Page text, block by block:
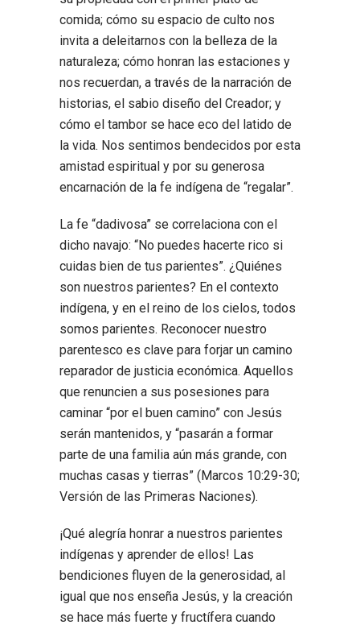
comida; cómo su espacio de culto nos
invita a deleitarnos con la belleza de la
naturaleza; cómo honran las estaciones y
nos recuerdan, a través de la narración de
historias, el sabio diseño del Creador; y
cómo el tambor se hace eco del latido de
la vida. Nos sentimos bendecidos por esta
amistad espiritual y por su generosa
encarnación de la fe indígena de “regalar”.
La fe “dadivosa” se correlaciona con el
dicho navajo: “No puedes hacerte rico si
cuidas bien de tus parientes”. ¿Quiénes
son nuestros parientes? En el contexto
indígena, y en el reino de los cielos, todos
somos parientes. Reconocer nuestro
parentesco es clave para forjar un camino
reparador de justicia económica. Aquellos
que renuncien a sus posesiones para
caminar “por el buen camino” con Jesús
serán mantenidos, y “pasarán a formar
parte de una familia aún más grande, con
muchas casas y tierras” (Marcos 10:29-30;
Versión de las Primeras Naciones).
¡Qué alegría honrar a nuestros parientes
indígenas y aprender de ellos! Las
bendiciones fluyen de la generosidad, al
igual que nos enseña Jesús, y la creación
se hace más fuerte y fructífera cuando